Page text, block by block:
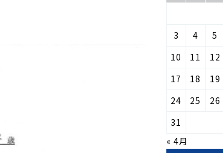
3
4 5
10
11 12
17
18 19
24
25 26
31
« 4月